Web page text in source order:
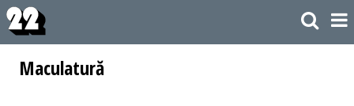
Maculatură